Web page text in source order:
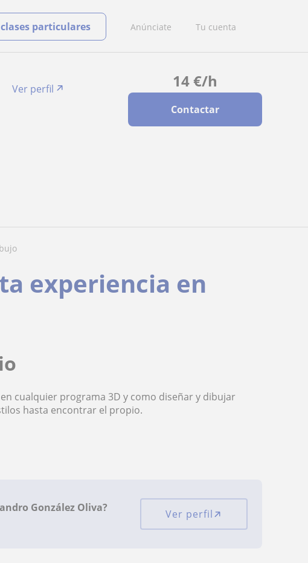
Anúnciate Tu cuenta
particulares
14€/h
Contactar
Ver perfil
experiencia en
cualquier programa 3D y como diseñar y dibujar
hasta encontrar el propio.
González Oliva?
Ver perfil